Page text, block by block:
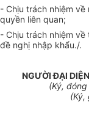
- Chịu trách nhiệm
quyền liên quan;
- Chịu trách nhiệm
đề nghị nhập khẩu./.
NGƯỜI ĐẠI
(Ký,
(Ký,